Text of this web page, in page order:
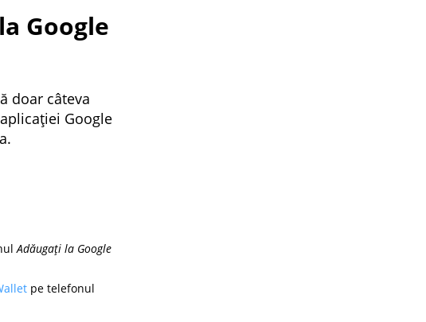
Google
doar câteva
Google
Adăugați la Google
pe telefonul